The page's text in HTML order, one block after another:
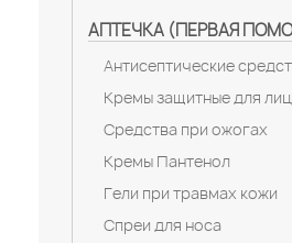
АПТЕЧКА (ПЕРВАЯ
Антисептические
Кремы защитные для
Средства при ожогах
Кремы Пантенол
Гели при травмах кожи
Спреи для носа